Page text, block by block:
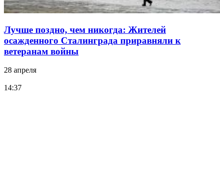
Лучше поздно, чем никогда: Жителей
осажденного Сталинграда приравняли к
ветеранам войны
28 апреля
14:37